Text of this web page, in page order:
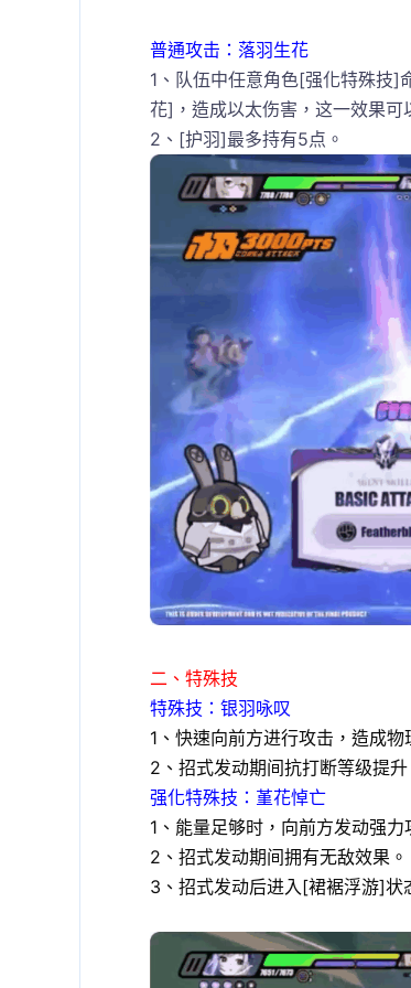
普通攻击：落羽生花
1、队伍中任意角色[强化特殊技]
花]，造成以太伤害，这一效果可
2、[护羽]最多持有5点。
二、特殊技
特殊技：银羽咏叹
1、快速向前方进行攻击，造成物
2、招式发动期间抗打断等级提升
强化特殊技：堇花悼亡
1、能量足够时，向前方发动强
2、招式发动期间拥有无敌效果。
3、招式发动后进入[裙裾浮游]状